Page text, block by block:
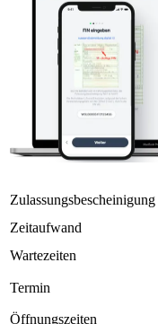
Zulassungsbescheinigung
Zeitaufwand
Wartezeiten
Termin
Öffnungszeiten